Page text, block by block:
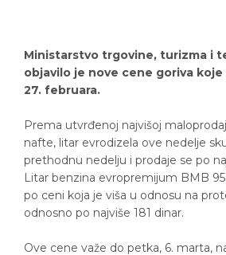
Ministarstvo trgovine, turizma i
objavilo je nove cene goriva
27. februara.
Prema utvrđenoj najvišoj
nafte, litar evrodizela ove nedelje
prethodnu nedelju i prodaje se po
Litar benzina evropremijum BMB
po ceni koja je viša u odnosu na
odnosno po najviše 181 dinar.
Ove cene važe do petka, 6. marta,